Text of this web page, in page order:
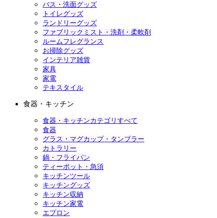
バス・洗面グッズ
トイレグッズ
ランドリーグッズ
ファブリックミスト・洗剤・柔軟剤
ルームフレグランス
お掃除グッズ
インテリア雑貨
家具
家電
テキスタイル
食器・キッチン
食器・キッチンカテゴリすべて
食器
グラス・マグカップ・タンブラー
カトラリー
鍋・フライパン
ティーポット・急須
キッチンツール
キッチングッズ
キッチン収納
キッチン家電
エプロン